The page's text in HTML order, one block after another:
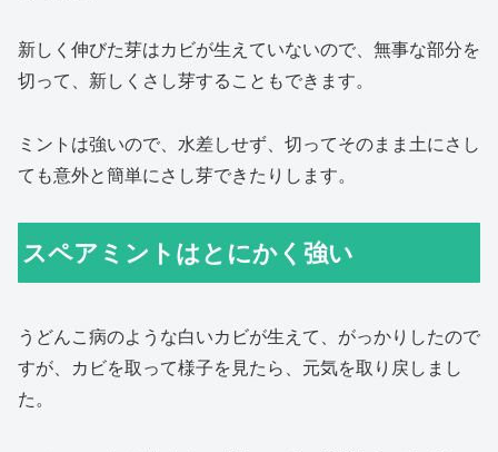
新しく伸びた芽はカビが生えていないので、無事な部分を
切って、新しくさし芽することもできます。
ミントは強いので、水差しせず、切ってそのまま土にさし
ても意外と簡単にさし芽できたりします。
スペアミントはとにかく強い
うどんこ病のような白いカビが生えて、がっかりしたので
すが、カビを取って様子を見たら、元気を取り戻しまし
た。